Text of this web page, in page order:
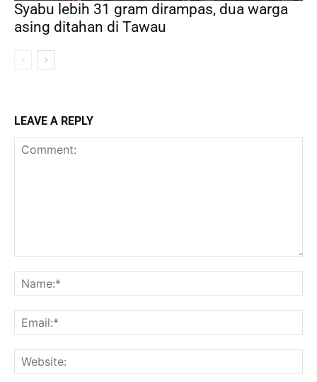
Syabu lebih 31 gram dirampas, dua warga
asing ditahan di Tawau
LEAVE A REPLY